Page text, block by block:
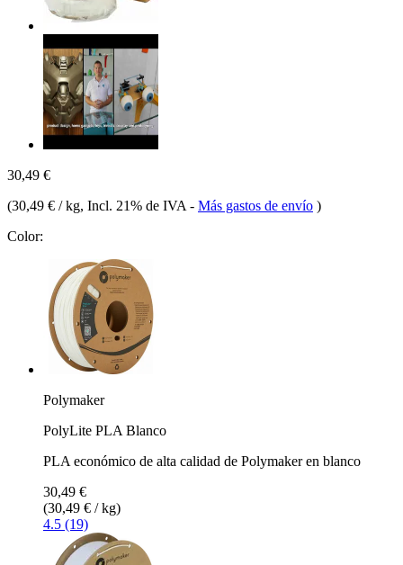
30,49 €
(30,49 € / kg, Incl. 21% de IVA - Más gastos de envío )
Color:
Polymaker
PolyLite PLA Blanco
PLA económico de alta calidad de Polymaker en blanco
30,49 €
(30,49 € / kg)
4.5 (19)